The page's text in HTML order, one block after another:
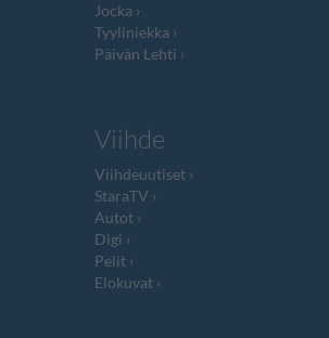
Jocka
Tyyliniekka
Päivän Lehti
Viihde
Viihdeuutiset
StaraTV
Autot
Digi
Pelit
Elokuvat